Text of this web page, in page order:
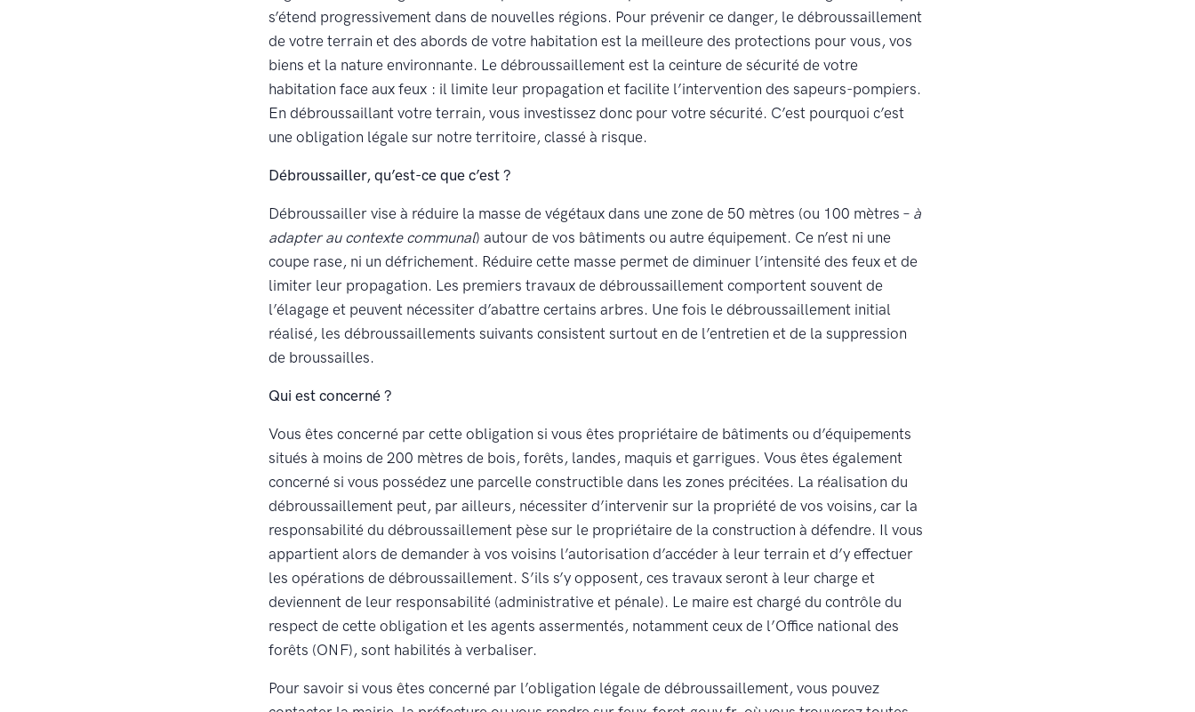
s’étend progressivement dans de nouvelles régions. Pour prévenir ce danger, le débroussaillement
de votre terrain et des abords de votre habitation est la meilleure des protections pour vous, vos
biens et la nature environnante. Le débroussaillement est la ceinture de sécurité de votre
habitation face aux feux : il limite leur propagation et facilite l’intervention des sapeurs-pompiers.
En débroussaillant votre terrain, vous investissez donc pour votre sécurité. C’est pourquoi c’est
une obligation légale sur notre territoire, classé à risque.
Débroussailler, qu’est-ce que c’est ?
Débroussailler vise à réduire la masse de végétaux dans une zone de 50 mètres (ou 100 mètres – à
adapter au contexte communal) autour de vos bâtiments ou autre équipement. Ce n’est ni une
coupe rase, ni un défrichement. Réduire cette masse permet de diminuer l’intensité des feux et de
limiter leur propagation. Les premiers travaux de débroussaillement comportent souvent de
l’élagage et peuvent nécessiter d’abattre certains arbres. Une fois le débroussaillement initial
réalisé, les débroussaillements suivants consistent surtout en de l’entretien et de la suppression
de broussailles.
Qui est concerné ?
Vous êtes concerné par cette obligation si vous êtes propriétaire de bâtiments ou d’équipements
situés à moins de 200 mètres de bois, forêts, landes, maquis et garrigues. Vous êtes également
concerné si vous possédez une parcelle constructible dans les zones précitées. La réalisation du
débroussaillement peut, par ailleurs, nécessiter d’intervenir sur la propriété de vos voisins, car la
responsabilité du débroussaillement pèse sur le propriétaire de la construction à défendre. Il vous
appartient alors de demander à vos voisins l’autorisation d’accéder à leur terrain et d’y effectuer
les opérations de débroussaillement. S’ils s’y opposent, ces travaux seront à leur charge et
deviennent de leur responsabilité (administrative et pénale). Le maire est chargé du contrôle du
respect de cette obligation et les agents assermentés, notamment ceux de l’Office national des
forêts (ONF), sont habilités à verbaliser.
Pour savoir si vous êtes concerné par l’obligation légale de débroussaillement, vous pouvez